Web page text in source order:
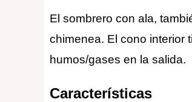
El sombrero con ala,
chimenea. El cono interior
humos/gases en la salida.
Características